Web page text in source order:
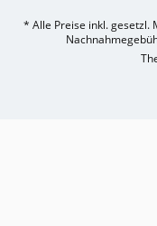
* Alle Preise inkl. gesetzl.